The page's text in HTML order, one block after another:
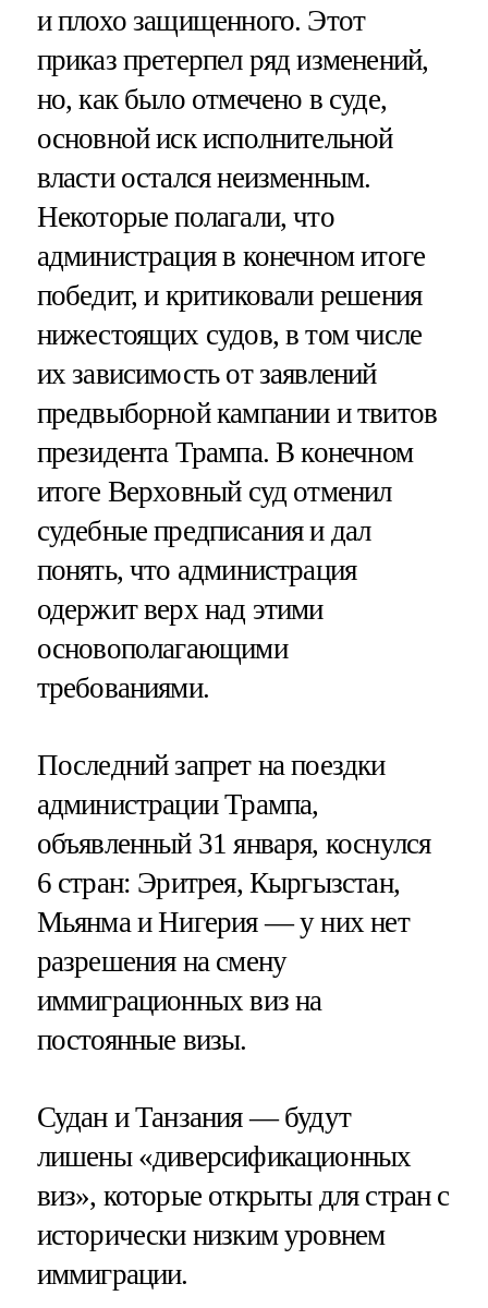
и плохо защищенного. Этот
приказ претерпел ряд изменений,
но, как было отмечено в суде,
основной иск исполнительной
власти остался неизменным.
Некоторые полагали, что
администрация в конечном итоге
победит, и критиковали решения
нижестоящих судов, в том числе
их зависимость от заявлений
предвыборной кампании и твитов
президента Трампа. В конечном
итоге Верховный суд отменил
судебные предписания и дал
понять, что администрация
одержит верх над этими
основополагающими
требованиями.
Последний запрет на поездки
администрации Трампа,
объявленный 31 января, коснулся
6 стран: Эритрея, Кыргызстан,
Мьянма и Нигерия — у них нет
разрешения на смену
иммиграционных виз на
постоянные визы.
Судан и Танзания — будут
лишены «диверсификационных
виз», которые открыты для стран с
исторически низким уровнем
иммиграции.